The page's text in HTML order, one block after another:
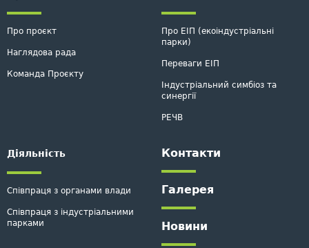
Про проєкт
Наглядова рада
Команда Проєкту
Про ЕІП (екоіндустріальні
парки)
Переваги ЕІП
Індустріальний симбіоз та
синергії
РЕЧВ
Дiяльнiсть
Співпраця з органами влади
Співпраця з індустріальними
парками
Контакти
Галерея
Новини